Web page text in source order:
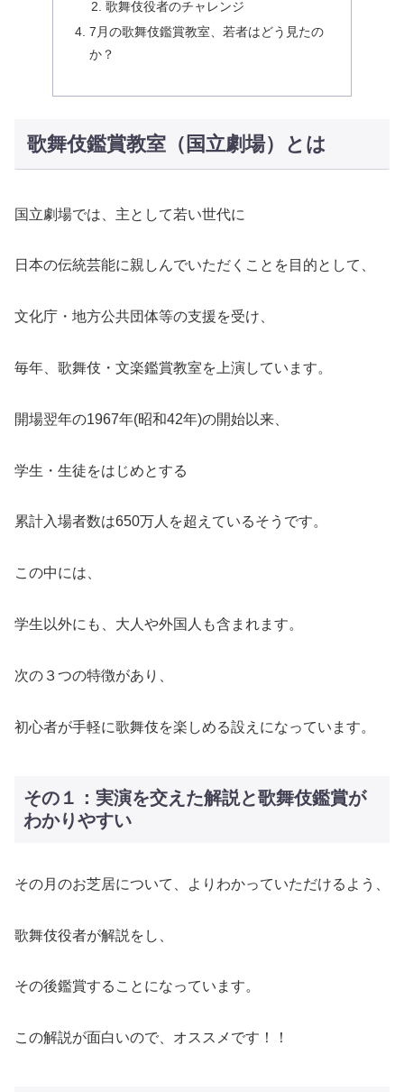
歌舞伎役者のチャレンジ
7月の歌舞伎鑑賞教室、若者はどう見たの
か？
歌舞伎鑑賞教室（国立劇場）とは
国立劇場では、主として若い世代に
日本の伝統芸能に親しんでいただくことを目的として、
文化庁・地方公共団体等の支援を受け、
毎年、歌舞伎・文楽鑑賞教室を上演しています。
開場翌年の1967年(昭和42年)の開始以来、
学生・生徒をはじめとする
累計入場者数は650万人を超えているそうです。
この中には、
学生以外にも、大人や外国人も含まれます。
次の３つの特徴があり、
初心者が手軽に歌舞伎を楽しめる設えになっています。
その１：実演を交えた解説と歌舞伎鑑賞が
わかりやすい
その月のお芝居について、よりわかっていただけるよう、
歌舞伎役者が解説をし、
その後鑑賞することになっています。
この解説が面白いので、オススメです！！